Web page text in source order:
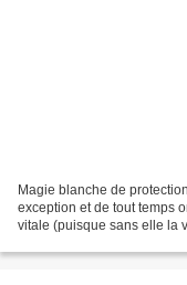
Magie blanche de
exception et de tout temps
vitale (puisque sans elle la